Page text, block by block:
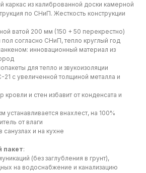
каркас из калиброванной доски камерной
по СНиП. Жесткость конструкции
ватой 200 мм (150 + 50 перекрестно)
согласно СНиП, тепло круглый год
инновационный материал из
для тепло и звукоизоляции
21 с увеличенной толщиной металла и
кровли и стен избавит от конденсата и
устанавливается внахлест, на 100%
от влаги
санузлах и на кухне
пакет:
(без заглубления в грунт),
на водоснабжение и канализацию